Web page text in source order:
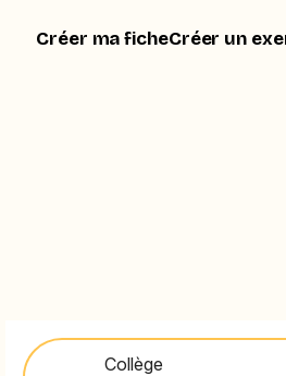
Créer ma ficheCréer un
Collège